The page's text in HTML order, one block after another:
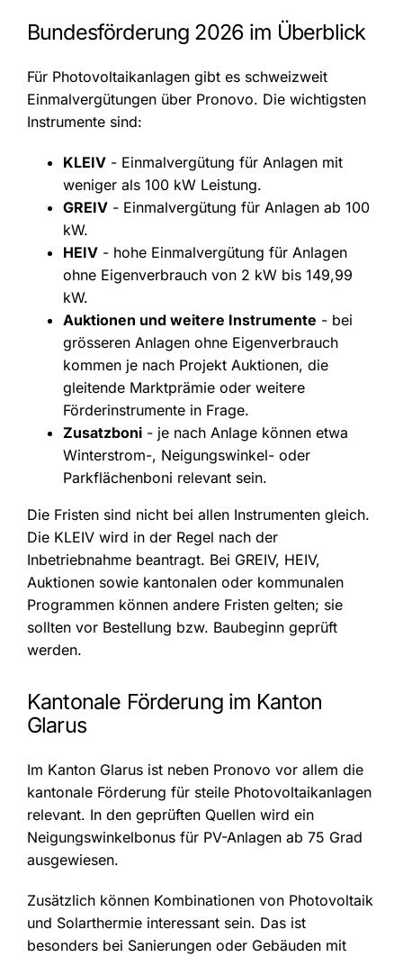
Bundesförderung 2026 im Überblick
Für Photovoltaikanlagen gibt es schweizweit
Einmalvergütungen über Pronovo. Die wichtigsten
Instrumente sind:
KLEIV- Einmalvergütung für Anlagen mit
weniger als 100 kW Leistung.
GREIV- Einmalvergütung für Anlagen ab 100
kW.
HEIV- hohe Einmalvergütung für Anlagen
ohne Eigenverbrauch von 2 kW bis 149,99
kW.
Auktionen und weitere Instrumente - bei
grösseren Anlagen ohne Eigenverbrauch
kommen je nach Projekt Auktionen, die
gleitende Marktprämie oder weitere
Förderinstrumente in Frage.
Zusatzboni- je nach Anlage können etwa
Winterstrom-, Neigungswinkel- oder
Parkflächenboni relevant sein.
Die Fristen sind nicht bei allen Instrumenten gleich.
Die KLEIV wird in der Regel nach der
Inbetriebnahme beantragt. Bei GREIV, HEIV,
Auktionen sowie kantonalen oder kommunalen
Programmen können andere Fristen gelten; sie
sollten vor Bestellung bzw. Baubeginn geprüft
werden.
Kantonale Förderung im Kanton
Glarus
Im Kanton Glarus ist neben Pronovo vor allem die
kantonale Förderung für steile Photovoltaikanlagen
relevant. In den geprüften Quellen wird ein
Neigungswinkelbonus für PV-Anlagen ab 75 Grad
ausgewiesen.
Zusätzlich können Kombinationen von Photovoltaik
und Solarthermie interessant sein. Das ist
besonders bei Sanierungen oder Gebäuden mit